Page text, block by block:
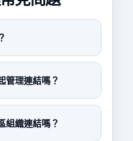
管理連結嗎？
組織連結嗎？